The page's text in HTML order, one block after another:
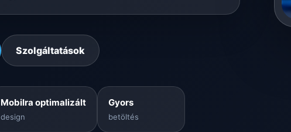
Szolgáltatások
Mobilra optimalizált
design
Gyors
betöltés